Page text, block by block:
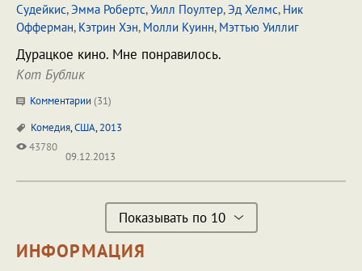
Судейкис,Эмма Робертс,Уилл Поултер,Эд Хелмс, Ник
Офферман, Кэтрин Хэн, Молли Куинн, Мэттью Уиллиг
Дурацкое кино. Мне понравилось.
Кот Бублик
Комментарии (31)
Комедия,США,2013
43780
09.12.2013
Показывать по 10
ИНФОРМАЦИЯ